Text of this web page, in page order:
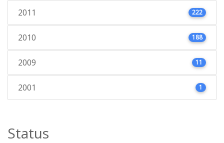
2011 222
2010 188
2009 11
2001 1
Status